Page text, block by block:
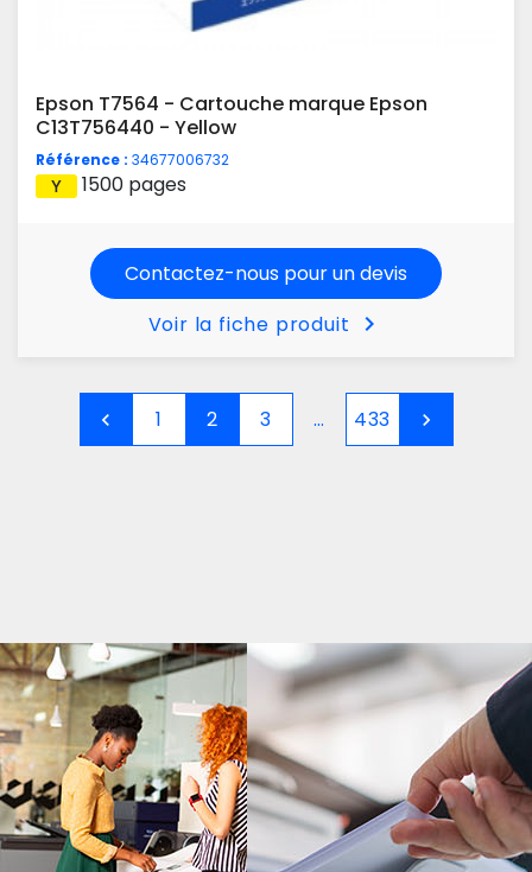
Epson T7564 - Cartouche marque Epson
C13T756440 - Yellow
Référence : 34677006732
1500 pages
Contactez-nous pour un devis
Voir la fiche produit
chevron_right
chevron_left 1 2 3 … 433 chevron_right